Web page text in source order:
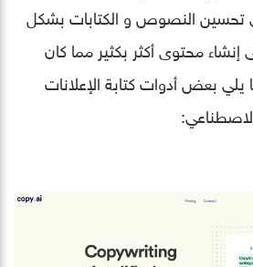
تحسين النصوص و الكتابات بشكل
محتوى أكثر بكثير مما كان
بعض أدوات كتابة الإعلانات
الاصطناعي: